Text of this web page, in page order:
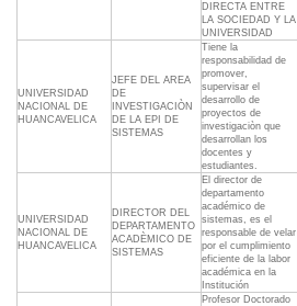
DIRECTA ENTRE
LA SOCIEDAD Y LA
UNIVERSIDAD
UNIVERSIDAD
NACIONAL DE
HUANCAVELICA
JEFE DEL AREA
DE
INVESTIGACIÒN
DE LA EPI DE
SISTEMAS
Tiene la
responsabilidad de
promover,
supervisar el
desarrollo de
proyectos de
investigaciòn que
desarrollan los
docentes y
estudiantes.
UNIVERSIDAD
NACIONAL DE
HUANCAVELICA
DIRECTOR DEL
DEPARTAMENTO
ACADÈMICO DE
SISTEMAS
El director de
departamento
académico de
sistemas, es el
responsable de velar
por el cumplimiento
eficiente de la labor
académica en la
Institución
Profesor Doctorado